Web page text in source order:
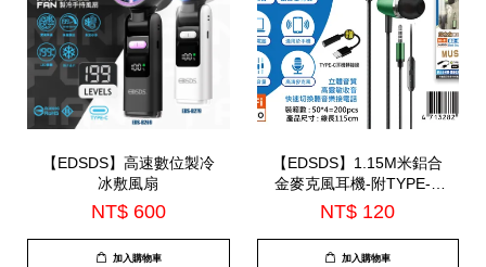
【EDSDS】高速數位製冷
冰敷風扇
NT$ 600
加入購物車
【EDSDS】1.15M米鋁合
金麥克風耳機-附TYPE-C
轉接線(EDS-C524)
NT$ 120
加入購物車